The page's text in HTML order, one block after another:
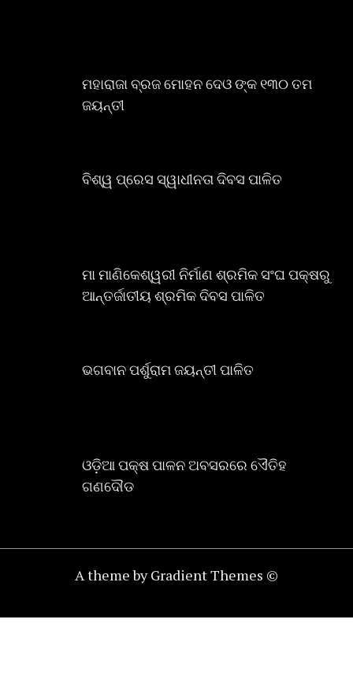
ମହାରାଜା ବ୍ରଜ ମୋହନ ଦେଓ ଙ୍କ ୧୩୦ ତମ
ଜୟନ୍ତୀ
ବିଶ୍ୱ ପ୍ରେସ ସ୍ୱାଧୀନତା ଦିବସ ପାଳିତ
ମା ମାଣିକେଶ୍ୱରୀ ନିର୍ମାଣ ଶ୍ରମିକ ସଂଘ ପକ୍ଷରୁ
ଆନ୍ତର୍ଜାତୀୟ ଶ୍ରମିକ ଦିବସ ପାଳିତ
ଭଗବାନ ପର୍ଶୁରାମ ଜୟନ୍ତୀ ପାଳିତ
ଓଡ଼ିଆ ପକ୍ଷ ପାଳନ ଅବସରରେ ଏୈତିହ
ଗଣଦୌଡ
A theme by Gradient Themes ©